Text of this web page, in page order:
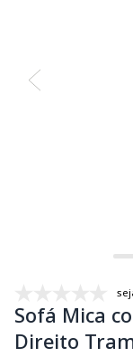
Sofá Mica
Direito